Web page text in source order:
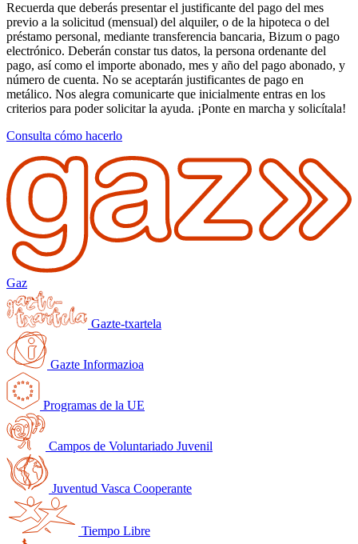
Recuerda que deberás presentar el justificante del pago del mes
previo a la solicitud (mensual) del alquiler, o de la hipoteca o del
préstamo personal, mediante transferencia bancaria, Bizum o pago
electrónico. Deberán constar tus datos, la persona ordenante del
pago, así como el importe abonado, mes y año del pago abonado, y
número de cuenta. No se aceptarán justificantes de pago en
metálico. Nos alegra comunicarte que inicialmente entras en los
criterios para poder solicitar la ayuda. ¡Ponte en marcha y solicítala!
Consulta cómo hacerlo
Gaz
Gazte-txartela
Gazte Informazioa
Programas de la UE
Campos de Voluntariado Juvenil
Juventud Vasca Cooperante
Tiempo Libre